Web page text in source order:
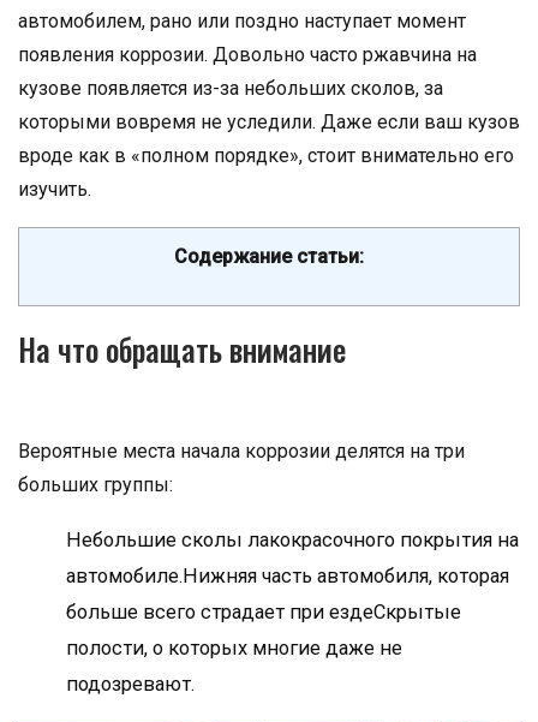
автомобилем, рано или поздно наступает момент
появления коррозии. Довольно часто ржавчина на
кузове появляется из-за небольших сколов, за
которыми вовремя не уследили. Даже если ваш кузов
вроде как в «полном порядке», стоит внимательно его
изучить.
Содержание статьи:
На что обращать внимание
Вероятные места начала коррозии делятся на три
больших группы:
Небольшие сколы лакокрасочного покрытия на
автомобиле.Нижняя часть автомобиля, которая
больше всего страдает при ездеСкрытые
полости, о которых многие даже не
подозревают.